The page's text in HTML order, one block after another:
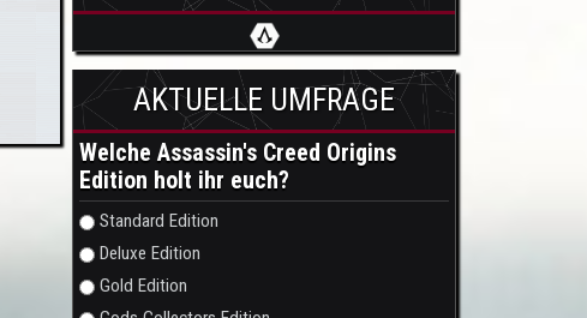
AKTUELLE UMFRAGE
Welche Assassin's Creed Origins
Edition holt ihr euch?
Auswahlmöglichkeiten
Standard Edition
Deluxe Edition
Gold Edition